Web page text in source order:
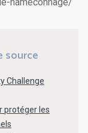
source
Challenge
protéger les